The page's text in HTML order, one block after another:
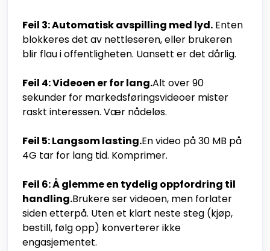
Feil 3: Automatisk avspilling med lyd. Enten
blokkeres det av nettleseren, eller brukeren
blir flau i offentligheten. Uansett er det dårlig.
Feil 4: Videoen er for lang.Alt over 90
sekunder for markedsføringsvideoer mister
raskt interessen. Vær nådeløs.
Feil 5: Langsom lasting.En video på 30 MB på
4G tar for lang tid. Komprimer.
Feil 6: Å glemme en tydelig oppfordring til
handling.Brukere ser videoen, men forlater
siden etterpå. Uten et klart neste steg (kjøp,
bestill, følg opp) konverterer ikke
engasjementet.